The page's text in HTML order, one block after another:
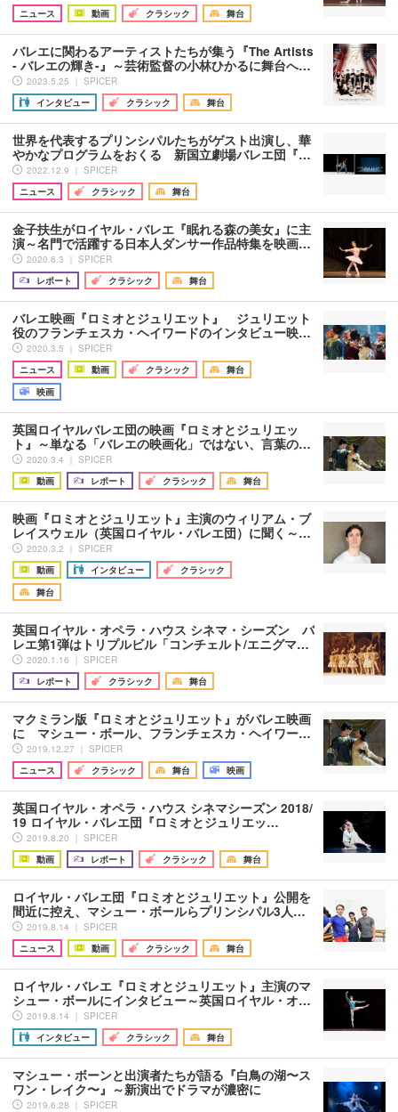
ニュース
動画 クラシック 舞台
バレエに関わるアーティストたちが集う『The Artists
- バレエの輝き-』～芸術監督の小林ひかるに舞台へ…
2023.5.25 ｜ SPICER
インタビュー
クラシック 舞台
世界を代表するプリンシパルたちがゲスト出演し、華
やかなプログラムをおくる 新国立劇場バレエ団『…
2022.12.9 ｜ SPICER
ニュース
クラシック 舞台
金子扶生がロイヤル・バレエ『眠れる森の美女』に主
演～名門で活躍する日本人ダンサー作品特集を映画…
2020.6.3 ｜ SPICER
レポート
クラシック 舞台
バレエ映画『ロミオとジュリエット』 ジュリエット
役のフランチェスカ・ヘイワードのインタビュー映…
2020.3.5 ｜ SPICER
ニュース
動画 クラシック
舞台
映画
英国ロイヤルバレエ団の映画『ロミオとジュリエッ
ト』～単なる「バレエの映画化」ではない、言葉の…
2020.3.4 ｜ SPICER
動画
レポート クラシック 舞台
映画『ロミオとジュリエット』主演のウィリアム・ブ
レイスウェル（英国ロイヤル・バレエ団）に聞く～…
2020.3.2 ｜ SPICER
動画
インタビュー
クラシック
舞台
英国ロイヤル・オペラ・ハウス シネマ・シーズン バ
レエ第1弾はトリプルビル「コンチェルト/エニグマ…
2020.1.16 ｜ SPICER
レポート
クラシック 舞台
マクミラン版『ロミオとジュリエット』がバレエ映画
に マシュー・ボール、フランチェスカ・ヘイワー…
2019.12.27 ｜ SPICER
ニュース
クラシック 舞台 映画
英国ロイヤル・オペラ・ハウス シネマシーズン 2018/
19 ロイヤル・バレエ団『ロミオとジュリエッ…
2019.8.20 ｜ SPICER
動画
レポート クラシック 舞台
ロイヤル・バレエ団『ロミオとジュリエット』公開を
間近に控え、マシュー・ボールらプリンシパル3人…
2019.8.14 ｜ SPICER
ニュース
動画 クラシック 舞台
ロイヤル・バレエ『ロミオとジュリエット』主演のマ
シュー・ボールにインタビュー～英国ロイヤル・オ…
2019.8.14 ｜ SPICER
インタビュー
クラシック 舞台
マシュー・ボーンと出演者たちが語る『白鳥の湖〜ス
ワン・レイク〜』～新演出でドラマが濃密に
2019.6.28 ｜ SPICER